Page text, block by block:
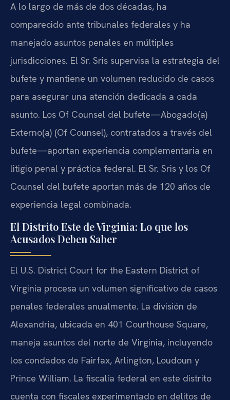
A lo largo de más de dos décadas, ha
comparecido ante tribunales federales y ha
manejado asuntos penales en múltiples
jurisdicciones. El Sr. Sris supervisa la estrategia del
bufete y mantiene un volumen reducido de casos
para asegurar una atención dedicada a cada
asunto. Los Of Counsel del bufete—Abogado(a)
Externo(a) (Of Counsel), contratados a través del
bufete—aportan experiencia complementaria en
litigio penal y práctica federal. El Sr. Sris y los Of
Counsel del bufete aportan más de 120 años de
experiencia legal combinada.
El Distrito Este de Virginia: Lo que los
Acusados Deben Saber
El U.S. District Court for the Eastern District of
Virginia procesa un volumen significativo de casos
penales federales anualmente. La división de
Alexandria, ubicada en 401 Courthouse Square,
maneja asuntos del norte de Virginia, incluyendo
los condados de Fairfax, Arlington, Loudoun y
Prince William. La fiscalía federal en este distrito
cuenta con fiscales experimentado en delitos de